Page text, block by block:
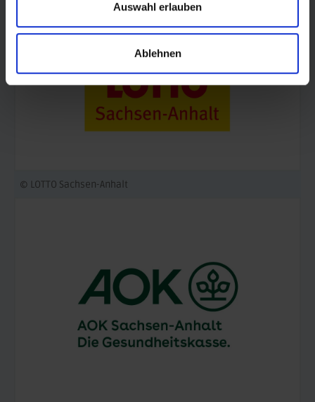
Auswahl erlauben
Ablehnen
© LOTTO Sachsen-Anhalt